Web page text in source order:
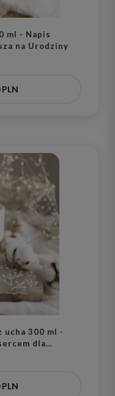
ml - Napis
na Urodziny
ucha 300 ml -
dla